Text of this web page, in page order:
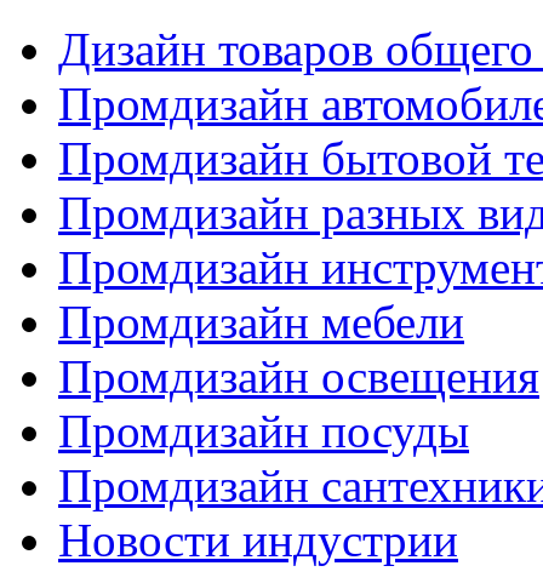
Дизайн товаров общего
Промдизайн
Промдизайн бытовой
Промдизайн разных
Промдизайн
Промдизайн мебели
Промдизайн освещения
Промдизайн посуды
Промдизайн
Новости индустрии